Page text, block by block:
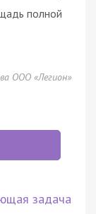
полной
ООО «Легион»
задача